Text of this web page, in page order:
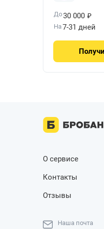
До30 000 ₽
На7-31 дней
О сервисе
Контакты
Отзывы
Наша почта